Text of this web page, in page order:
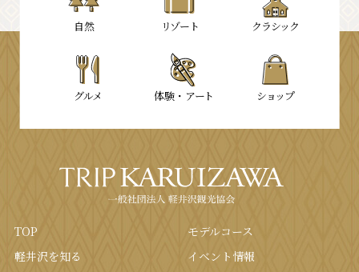
⾃然 リゾート クラシック
グルメ 体験・ アート ショップ
TOP
軽井沢を知る
モデルコース
イベント情報